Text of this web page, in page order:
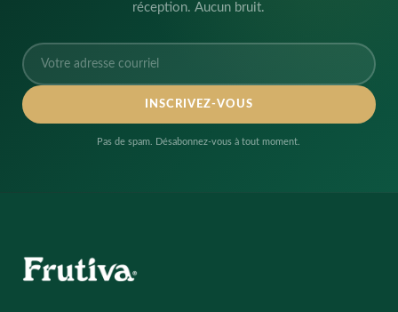
réception. Aucun bruit.
Adresse
courriel
:
Pas de spam. Désabonnez-vous à tout moment.